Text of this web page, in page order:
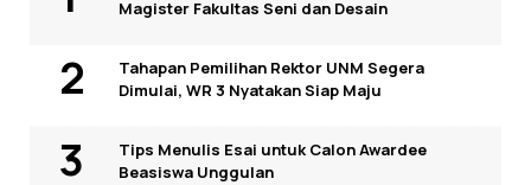
Magister Fakultas Seni dan Desain
Tahapan Pemilihan Rektor UNM Segera
Dimulai, WR 3 Nyatakan Siap Maju
Tips Menulis Esai untuk Calon Awardee
Beasiswa Unggulan